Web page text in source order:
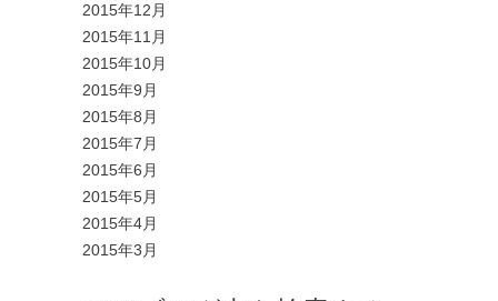
2015年12月
2015年11月
2015年10月
2015年9月
2015年8月
2015年7月
2015年6月
2015年5月
2015年4月
2015年3月